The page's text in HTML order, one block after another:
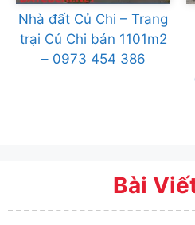
Nhà đất Củ Chi – Trang
trại Củ Chi bán 1101m2
– 0973 454 386
Bài